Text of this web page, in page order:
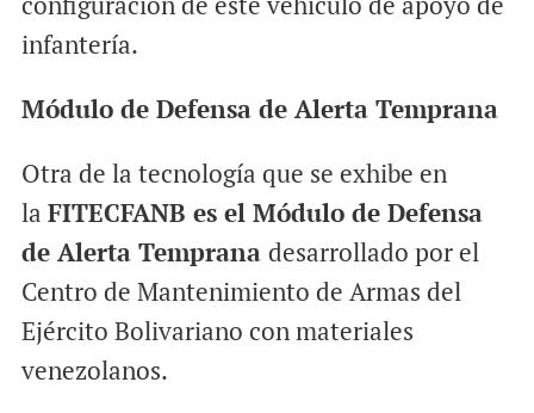
infantería.
Módulo de Defensa de Alerta Temprana
Otra de la tecnología que se exhibe en
la FITECFANB es el Módulo de Defensa
de Alerta Temprana desarrollado por el
Centro de Mantenimiento de Armas del
Ejército Bolivariano con materiales
venezolanos.